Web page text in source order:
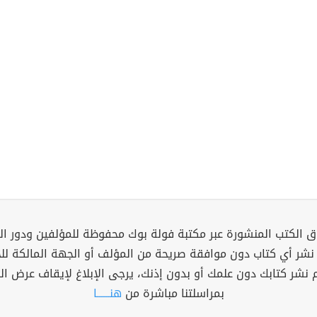
الكتب المنشورة عبر مكتبة فولة بوك محفوظة للمؤلفين ودور
نشر أي كتاب دون موافقة صريحة من المؤلف أو الجهة المالكة
نشر كتابك دون علمك أو بدون إذنك، يرجى الإبلاغ لإيقاف عرض
بمراسلتنا مباشرة من هنــــــا